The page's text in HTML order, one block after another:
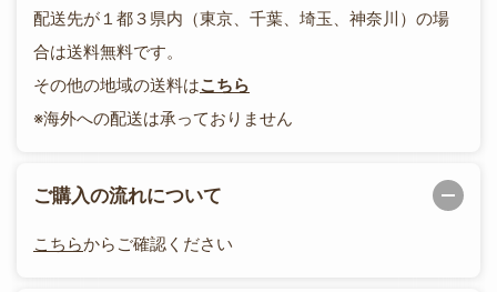
配送先が１都３県内（東京、千葉、埼玉、神奈川）の場
合は送料無料です。
その他の地域の送料はこちら
※海外への配送は承っておりません
ご購入の流れについて
こちらからご確認ください